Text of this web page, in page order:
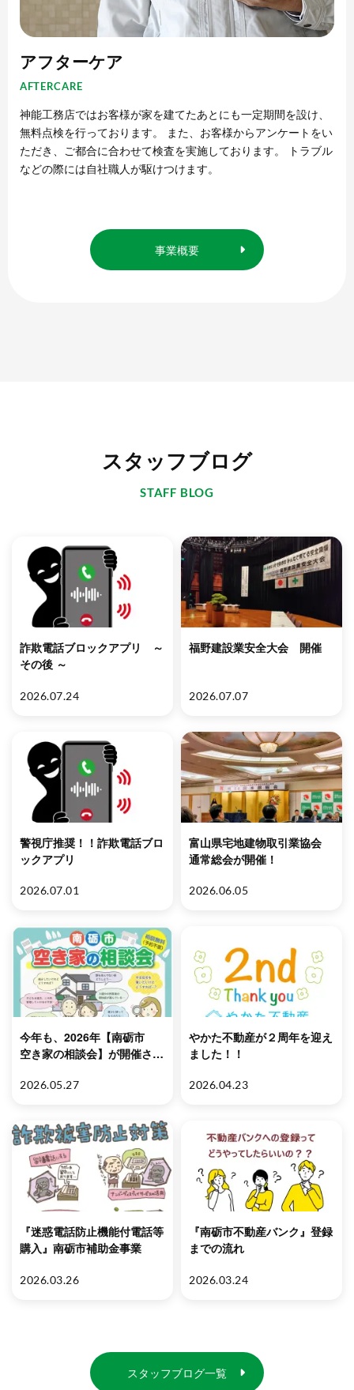
アフターケア
AFTERCARE
神能工務店ではお客様が家を建てたあとにも一定期間を設け、
無料点検を行っております。 また、お客様からアンケートをい
ただき、ご都合に合わせて検査を実施しております。 トラブル
などの際には自社職人が駆けつけます。
事業概要
スタッフブログ
STAFF BLOG
詐欺電話ブロックアプリ ～
その後 ～
2026.07.24
福野建設業安全大会 開催
2026.07.07
警視庁推奨！！詐欺電話ブロ
ックアプリ
2026.07.01
富山県宅地建物取引業協会
通常総会が開催！
2026.06.05
今年も、2026年【南砺市
空き家の相談会】が開催され
2026.05.27
やかた不動産が２周年を迎え
ました！！
2026.04.23
『迷惑電話防止機能付電話等
購入』南砺市補助金事業
2026.03.26
『南砺市不動産バンク』登録
までの流れ
2026.03.24
スタッフブログ一覧